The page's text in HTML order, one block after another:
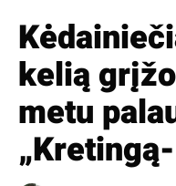
kelią
metu